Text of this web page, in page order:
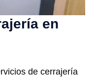
en
de cerrajería